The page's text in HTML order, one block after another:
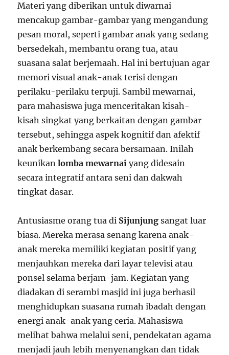
Materi yang diberikan untuk diwarnai
mencakup gambar-gambar yang mengandung
pesan moral, seperti gambar anak yang sedang
bersedekah, membantu orang tua, atau
suasana salat berjemaah. Hal ini bertujuan agar
memori visual anak-anak terisi dengan
perilaku-perilaku terpuji. Sambil mewarnai,
para mahasiswa juga menceritakan kisah-
kisah singkat yang berkaitan dengan gambar
tersebut, sehingga aspek kognitif dan afektif
anak berkembang secara bersamaan. Inilah
keunikanlomba mewarnai yang didesain
secara integratif antara seni dan dakwah
tingkat dasar.
Antusiasme orang tua di Sijunjung sangat luar
biasa. Mereka merasa senang karena anak-
anak mereka memiliki kegiatan positif yang
menjauhkan mereka dari layar televisi atau
ponsel selama berjam-jam. Kegiatan yang
diadakan di serambi masjid ini juga berhasil
menghidupkan suasana rumah ibadah dengan
energi anak-anak yang ceria. Mahasiswa
melihat bahwa melalui seni, pendekatan agama
menjadi jauh lebih menyenangkan dan tidak